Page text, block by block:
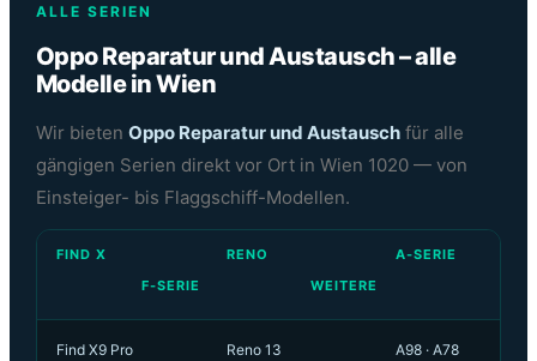
ALLE SERIEN
Oppo Reparatur und Austausch – alle
Modelle in Wien
Wir bieten Oppo Reparatur und Austauschfür alle
gängigen Serien direkt vor Ort in Wien 1020 — von
Einsteiger- bis Flaggschiff-Modellen.
FIND X RENO
A-SERIE
F-SERIE
WEITERE
Find X9 Pro
Reno 13
A98 · A78